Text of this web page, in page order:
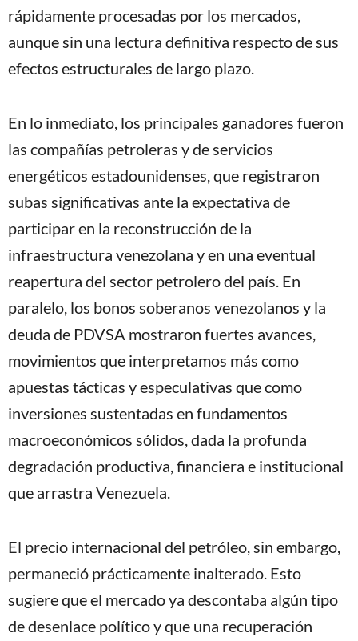
rápidamente procesadas por los mercados,
aunque sin una lectura definitiva respecto de sus
efectos estructurales de largo plazo.
En lo inmediato, los principales ganadores fueron
las compañías petroleras y de servicios
energéticos estadounidenses, que registraron
subas significativas ante la expectativa de
participar en la reconstrucción de la
infraestructura venezolana y en una eventual
reapertura del sector petrolero del país. En
paralelo, los bonos soberanos venezolanos y la
deuda de PDVSA mostraron fuertes avances,
movimientos que interpretamos más como
apuestas tácticas y especulativas que como
inversiones sustentadas en fundamentos
macroeconómicos sólidos, dada la profunda
degradación productiva, financiera e institucional
que arrastra Venezuela.
El precio internacional del petróleo, sin embargo,
permaneció prácticamente inalterado. Esto
sugiere que el mercado ya descontaba algún tipo
de desenlace político y que una recuperación